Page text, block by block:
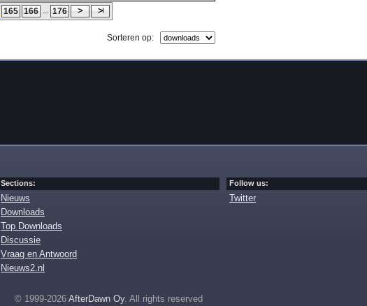
165 166 ... 176
Sorteren op:
Sections:
Nieuws
Downloads
Top Downloads
Discussie
Vraag en Antwoord
Nieuws2.nl
Follow us:
Twitter
© 1999-2026 AfterDawn Oy. All rights reserved